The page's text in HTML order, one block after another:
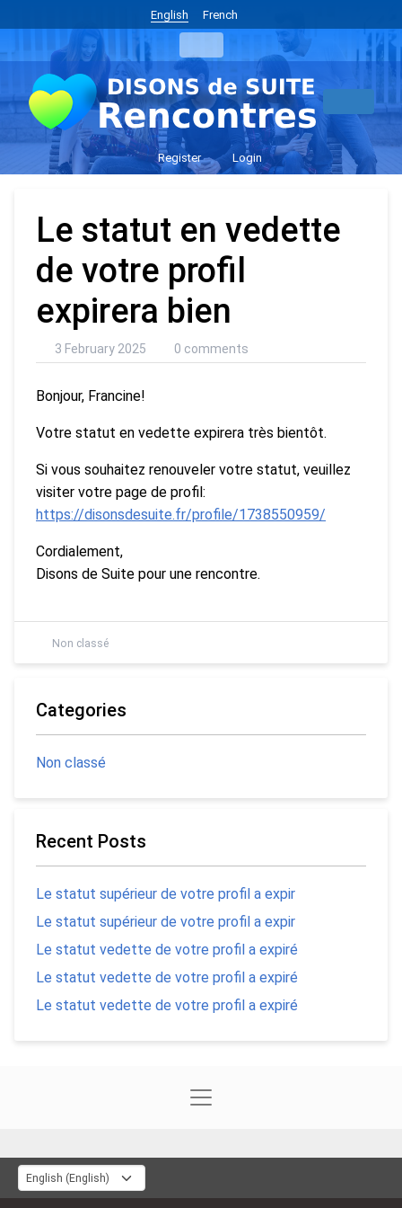
English French
Register Login
Le statut en vedette
de votre profil
expirera bien
3 February 2025 0 comments
Bonjour, Francine!
Votre statut en vedette expirera très bientôt.
Si vous souhaitez renouveler votre statut, veuillez
visiter votre page de profil:
https://disonsdesuite.fr/profile/1738550959/
Cordialement,
Disons de Suite pour une rencontre.
Non classé
Categories
Non classé
Recent Posts
Le statut supérieur de votre profil a expir
Le statut supérieur de votre profil a expir
Le statut vedette de votre profil a expiré
Le statut vedette de votre profil a expiré
Le statut vedette de votre profil a expiré